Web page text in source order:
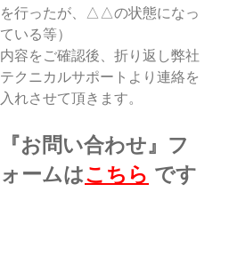
を行ったが、△△の状態になっ
ている等）
内容をご確認後、折り返し弊社
テクニカルサポートより連絡を
入れさせて頂きます。
『お問い合わせ』フ
ォームはこちら です